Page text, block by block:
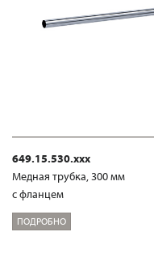
649.15.530.xxx
Медная трубка, 300 мм
с фланцем
ПОДРОБНО